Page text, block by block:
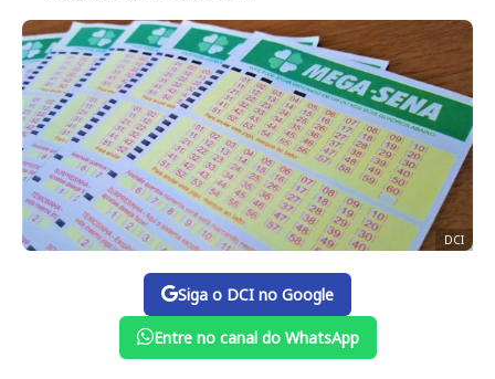
DCI
Siga o DCI no Google
Entre no canal do WhatsApp